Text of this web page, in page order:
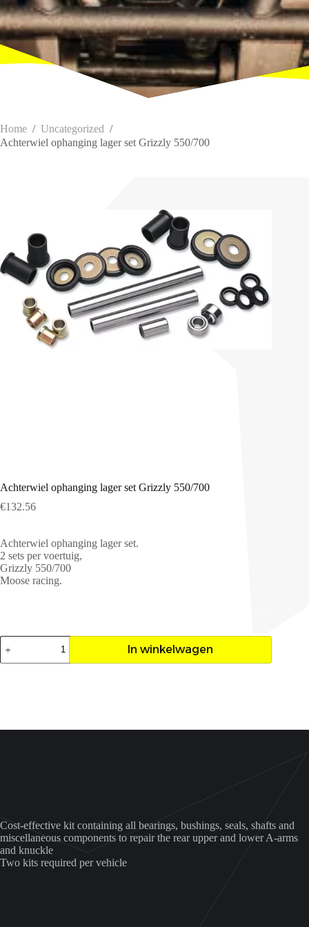
Home / Uncategorized /
Achterwiel ophanging lager set Grizzly 550/700
Achterwiel ophanging lager set Grizzly 550/700
€132.56
Achterwiel ophanging lager set.
2 sets per voertuig,
Grizzly 550/700
Moose racing.
Achterwiel
ophanging
lager
In winkelwagen
Cost-effective kit containing all bearings, bushings, seals, shafts and
miscellaneous components to repair the rear upper and lower A-arms
and knuckle
Two kits required per vehicle